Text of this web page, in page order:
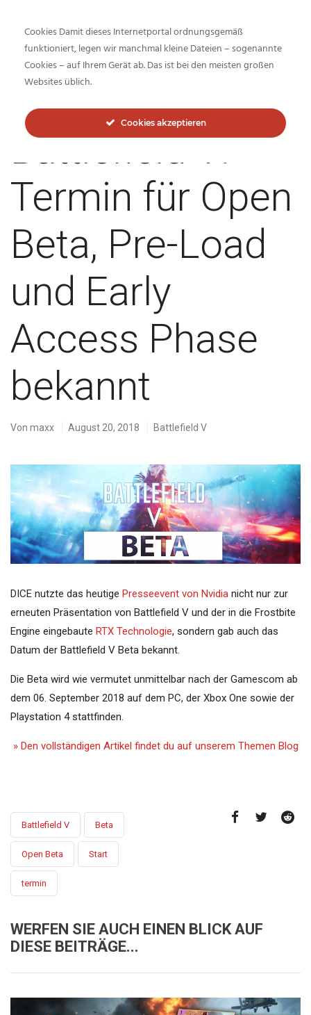
Inside-Network.net
Battlefield V:
Termin für Open
Beta, Pre-Load
und Early
Access Phase
bekannt
Von maxx August 20, 2018 Battlefield V
DICE nutzte das heutige Presseevent von Nvidia nicht nur zur
erneuten Präsentation von Battlefield V und der in die Frostbite
Engine eingebaute RTX Technologie, sondern gab auch das
Datum der Battlefield V Beta bekannt.
Die Beta wird wie vermutet unmittelbar nach der Gamescom ab
dem 06. September 2018 auf dem PC, der Xbox One sowie der
Playstation 4 stattfinden.
» Den vollständigen Artikel findet du auf unserem Themen Blog
Battlefield V Beta
Open Beta Start
termin
WERFEN SIE AUCH EINEN BLICK AUF
DIESE BEITRÄGE...
Cookies Damit dieses Internetportal ordnungsgemäß
funktioniert, legen wir manchmal kleine Dateien – sogenannte
Cookies – auf Ihrem Gerät ab. Das ist bei den meisten großen
Websites üblich.
Cookies akzeptieren